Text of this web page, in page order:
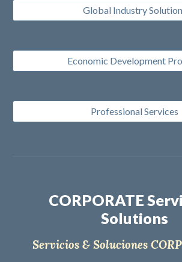
Global Industry
Economic Development
Professional Services
CORPORATE
Solutions
Servicios & Soluciones